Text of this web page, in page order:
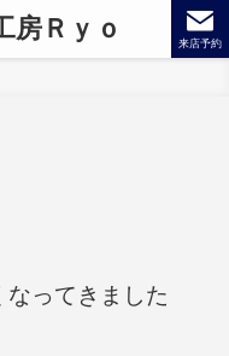
房Ｒｙｏ 来店予約
ってきました